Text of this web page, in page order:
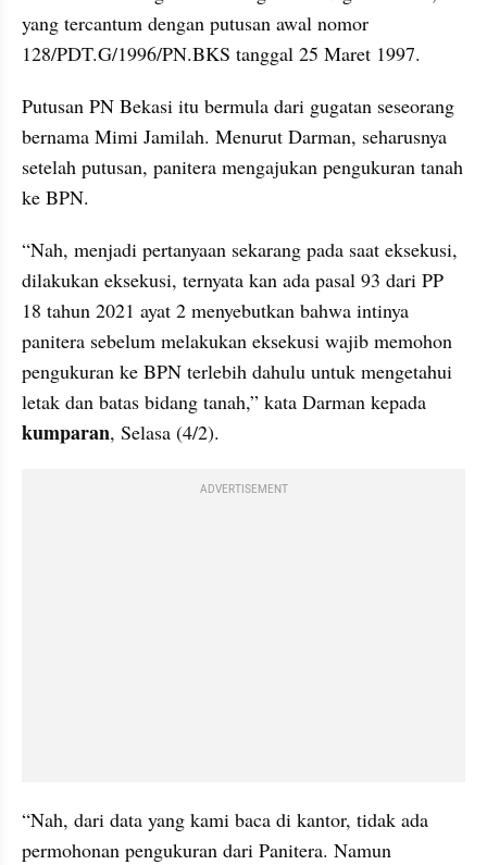
yang tercantum dengan putusan awal nomor
128/PDT.G/1996/PN.BKS tanggal 25 Maret 1997.
Putusan PN Bekasi itu bermula dari gugatan seseorang
bernama Mimi Jamilah. Menurut Darman, seharusnya
setelah putusan, panitera mengajukan pengukuran tanah
ke BPN.
“Nah, menjadi pertanyaan sekarang pada saat eksekusi,
dilakukan eksekusi, ternyata kan ada pasal 93 dari PP
18 tahun 2021 ayat 2 menyebutkan bahwa intinya
panitera sebelum melakukan eksekusi wajib memohon
pengukuran ke BPN terlebih dahulu untuk mengetahui
kumparan, Selasa (4/2).
ADVERTISEMENT
“Nah, dari data yang kami baca di kantor, tidak ada
permohonan pengukuran dari Panitera. Namun